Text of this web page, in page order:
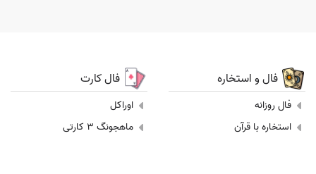
فال و استخاره
فال روزانه
استخاره با قرآن
فال کارت
اوراکل
ماهجونگ 3 کارتی